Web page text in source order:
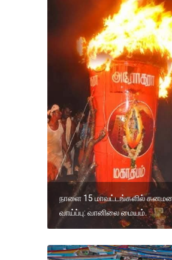
நாளை 15 மாவட்டங்களில்
வாய்ப்பு: வானிலை மையம்.